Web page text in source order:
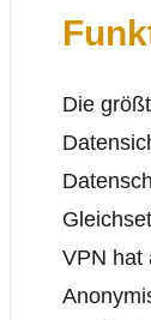
Die
VPN hat